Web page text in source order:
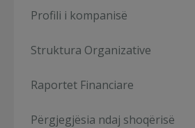
Profili i kompanisë
Struktura Organizative
Raportet Financiare
Përgjegjësia ndaj shoqërisë